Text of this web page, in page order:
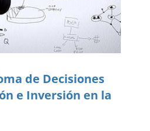
de Decisiones
e Inversión en la